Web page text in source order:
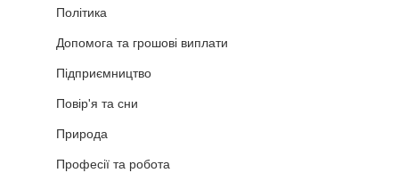
Політика
Допомога та грошові виплати
Підприємництво
Повір'я та сни
Природа
Професії та робота